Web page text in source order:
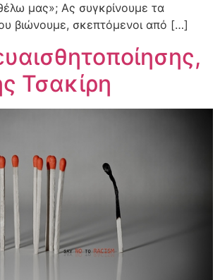
μας»; Ας συγκρίνουμε τα
βιώνουμε, σκεπτόμενοι από […]
Τσακίρη